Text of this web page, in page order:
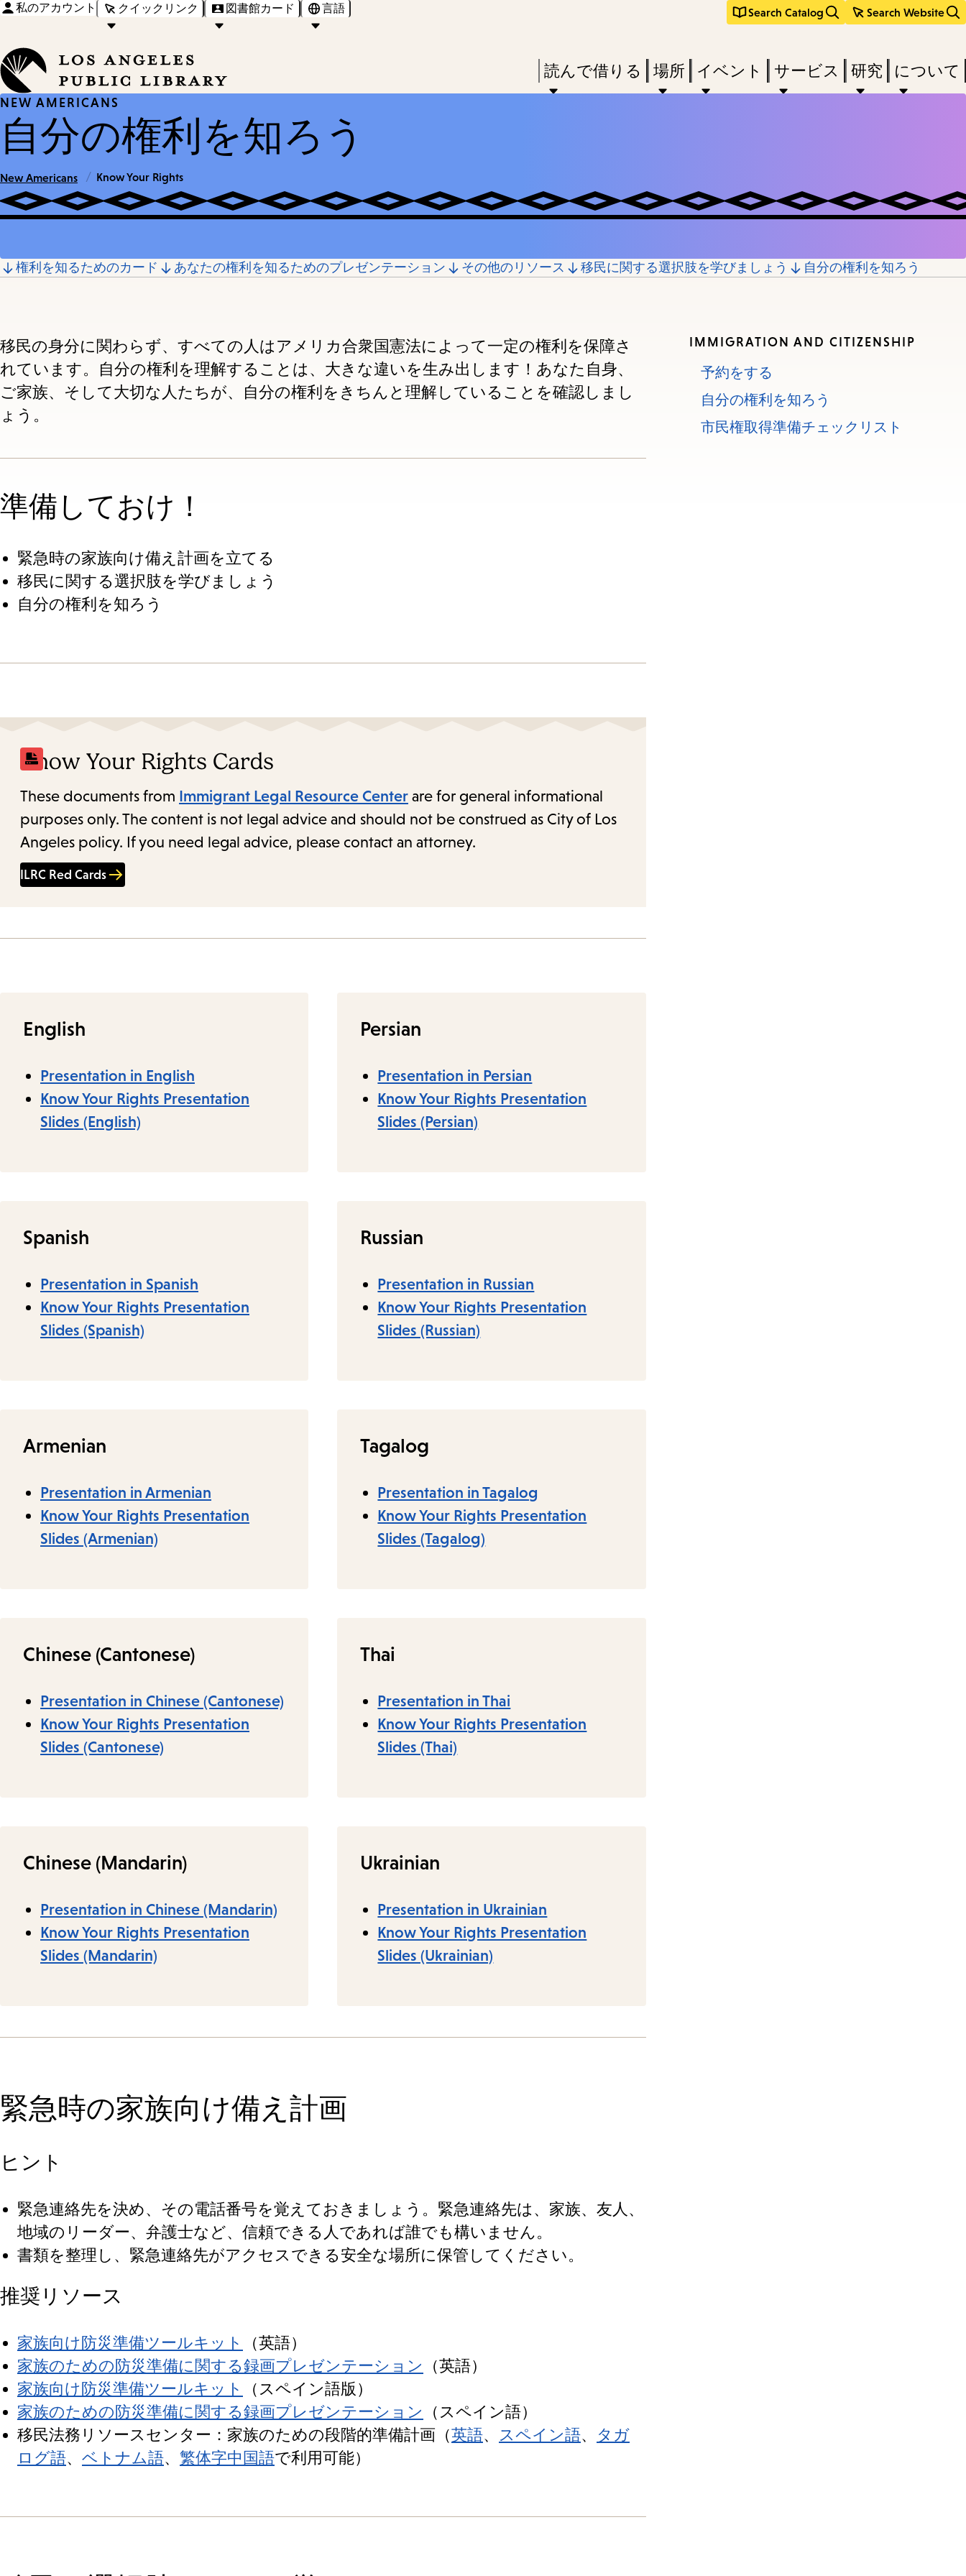
navigation
私のアカウント クイックリンク 図書館カード 言語 Search Catalog Search Website
keywords
Press
Enter
down
access
and
Escape
to
submenu.
読んで借りる 場所 イベント サービス 研究 について
NEW AMERICANS
自分の権利を知ろう
New Americans / Know Your Rights
Jump
section
権利を知るためのカード あなたの権利を知るためのプレゼンテーション その他のリソース 移民に関する選択肢を学びましょう 自分の権利を知ろう
移民の身分に関わらず、すべての人はアメリカ合衆国憲法によって一定の権利を保障さ
れています。自分の権利を理解することは、大きな違いを生み出します！あなた自身、
ご家族、そして大切な人たちが、自分の権利をきちんと理解していることを確認しまし
ょう。
準備しておけ！
緊急時の家族向け備え計画を立てる
移民に関する選択肢を学びましょう
自分の権利を知ろう
Know Your Rights Cards
These documents from Immigrant Legal Resource Center are for general informational
purposes only. The content is not legal advice and should not be construed as City of Los
Angeles policy. If you need legal advice, please contact an attorney.
ILRC Red Cards
English
Presentation in English
Know Your Rights Presentation
Slides (English)
Persian
Presentation in Persian
Know Your Rights Presentation
Slides (Persian)
Spanish
Presentation in Spanish
Know Your Rights Presentation
Slides (Spanish)
Russian
Presentation in Russian
Know Your Rights Presentation
Slides (Russian)
Armenian
Presentation in Armenian
Know Your Rights Presentation
Slides (Armenian)
Tagalog
Presentation in Tagalog
Know Your Rights Presentation
Slides (Tagalog)
Chinese (Cantonese)
Presentation in Chinese (Cantonese)
Know Your Rights Presentation
Slides (Cantonese)
Thai
Presentation in Thai
Know Your Rights Presentation
Slides (Thai)
Chinese (Mandarin)
Presentation in Chinese (Mandarin)
Know Your Rights Presentation
Slides (Mandarin)
Ukrainian
Presentation in Ukrainian
Know Your Rights Presentation
Slides (Ukrainian)
緊急時の家族向け備え計画
ヒント
緊急連絡先を決め、その電話番号を覚えておきましょう。緊急連絡先は、家族、友人、
地域のリーダー、弁護士など、信頼できる人であれば誰でも構いません。
書類を整理し、緊急連絡先がアクセスできる安全な場所に保管してください。
推奨リソース
家族向け防災準備ツールキット
（英語）
家族のための防災準備に関する録画プレゼンテーション
（英語）
家族向け防災準備ツールキット
（スペイン語版）
家族のための防災準備に関する録画プレゼンテーション
（スペイン語）
移民法務リソースセンター：家族のための段階的準備計画（英語、 スペイン語、
タガ
ログ語、 ベトナム語、 繁体字中国語で利用可能）
IMMIGRATION AND CITIZENSHIP
予約をする
自分の権利を知ろう
市民権取得準備チェックリスト